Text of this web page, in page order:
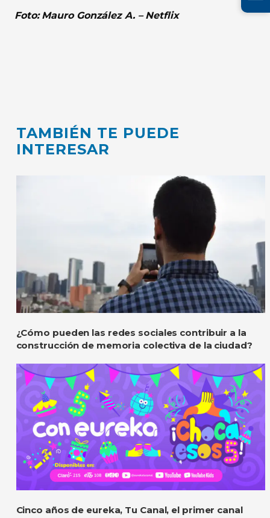
Foto: Mauro González A. – Netflix
TAMBIÉN TE PUEDE
INTERESAR
¿Cómo pueden las redes sociales contribuir a la
construcción de memoria colectiva de la ciudad?
Cinco años de eureka, Tu Canal, el primer canal